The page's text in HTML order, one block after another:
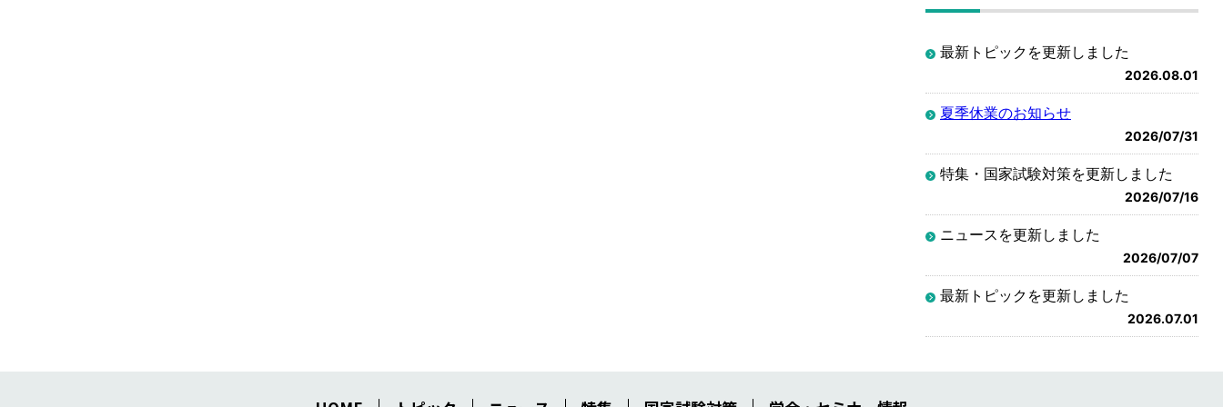
最新トピックを更新しました
2026.08.01
夏季休業のお知らせ
2026/07/31
特集・国家試験対策を更新しました
2026/07/16
ニュースを更新しました
2026/07/07
最新トピックを更新しました
2026.07.01